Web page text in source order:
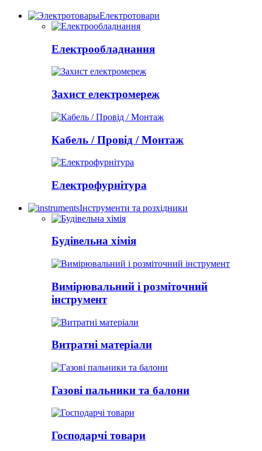
Електротовари
Електрообладнання
Захист електромереж
Кабель / Провід / Монтаж
Електрофурнітура
Інструменти та розхідники
Будівельна хімія
Вимірювальний і розміточний
інструмент
Витратні матеріали
Газові пальники та балони
Господарчі товари